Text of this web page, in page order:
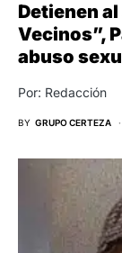
Detienen
Vecinos”,
abuso
Por: Redacción
BY GRUPO CERTEZA